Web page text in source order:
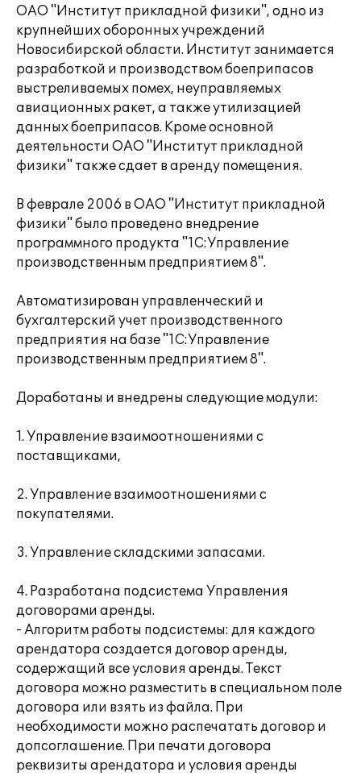
ОАО "Институт прикладной физики", одно из
крупнейших оборонных учреждений
Новосибирской области. Институт занимается
разработкой и производством боеприпасов
выстреливаемых помех, неуправляемых
авиационных ракет, а также утилизацией
данных боеприпасов. Кроме основной
деятельности ОАО "Институт прикладной
физики" также сдает в аренду помещения.
В феврале 2006 в ОАО "Институт прикладной
физики" было проведено внедрение
программного продукта "1С:Управление
производственным предприятием 8".
Автоматизирован управленческий и
бухгалтерский учет производственного
предприятия на базе "1С:Управление
производственным предприятием 8".
Доработаны и внедрены следующие модули:
1. Управление взаимоотношениями с
поставщиками,
2. Управление взаимоотношениями с
покупателями.
3. Управление складскими запасами.
4. Разработана подсистема Управления
договорами аренды.
- Алгоритм работы подсистемы: для каждого
арендатора создается договор аренды,
содержащий все условия аренды. Текст
договора можно разместить в специальном поле
договора или взять из файла. При
необходимости можно распечатать договор и
допсоглашение. При печати договора
реквизиты арендатора и условия аренды